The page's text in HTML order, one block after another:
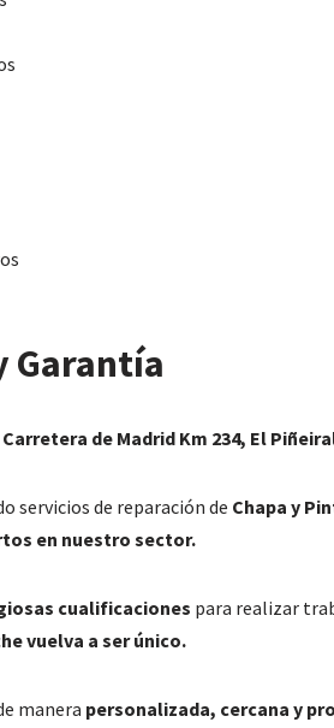
Garantía
Carretera de Madrid Km 234, El
servicios de reparación de Chapa y
en nuestro sector.
cualificaciones para realizar
vuelva a ser único.
manera personalizada, cercana y